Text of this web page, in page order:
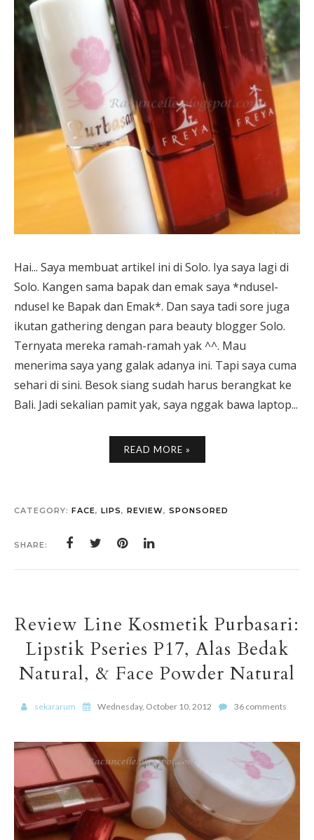
Hai... Saya membuat artikel ini di Solo. Iya saya lagi di
Solo. Kangen sama bapak dan emak saya *ndusel-
ndusel ke Bapak dan Emak*. Dan saya tadi sore juga
ikutan gathering dengan para beauty blogger Solo.
Ternyata mereka ramah-ramah yak ^^. Mau
menerima saya yang galak adanya ini. Tapi saya cuma
sehari di sini. Besok siang sudah harus berangkat ke
Bali. Jadi sekalian pamit yak, saya nggak bawa laptop...
READ MORE »
CATEGORY: FACE, LIPS, REVIEW, SPONSORED
SHARE:
Review Line Kosmetik Purbasari:
Lipstik Pseries P17, Alas Bedak
Natural, & Face Powder Natural
sekararum Wednesday, October 10, 2012 36 comments